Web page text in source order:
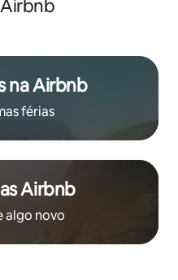
na Airbnb
férias
Airbnb
algo novo